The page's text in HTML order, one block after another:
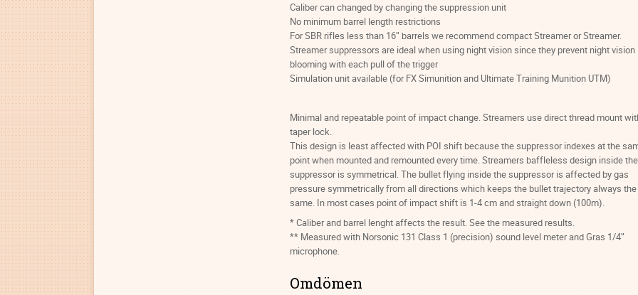
Caliber can changed by changing the suppression unit
No minimum barrel length restrictions
For SBR rifles less than 16″ barrels we recommend compact Streamer or Streamer.
Streamer suppressors are ideal when using night vision since they prevent night vision
blooming with each pull of the trigger
Simulation unit available (for FX Simunition and Ultimate Training Munition UTM)
Minimal and repeatable point of impact change. Streamers use direct thread mount
taper lock.
This design is least affected with POI shift because the suppressor indexes at the
point when mounted and remounted every time. Streamers baffleless design inside the
suppressor is symmetrical. The bullet flying inside the suppressor is affected by gas
pressure symmetrically from all directions which keeps the bullet trajectory always the
same. In most cases point of impact shift is 1-4 cm and straight down (100m).
* Caliber and barrel lenght affects the result. See the measured results.
** Measured with Norsonic 131 Class 1 (precision) sound level meter and Gras 1/4″
microphone.
Omdömen